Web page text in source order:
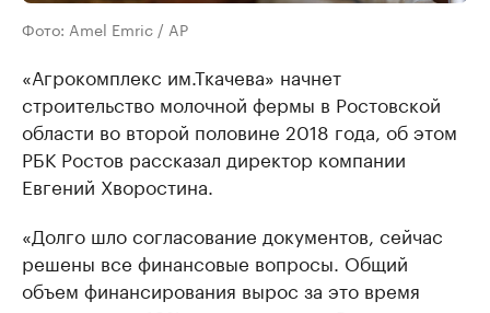
Фото: Amel Emric / AP
«Агрокомплекс им.Ткачева» начнет
строительство молочной фермы в Ростовской
области во второй половине 2018 года, об этом
РБК Ростов рассказал директор компании
Евгений Хворостина.
«Долго шло согласование документов, сейчас
решены все финансовые вопросы. Общий
объем финансирования вырос за это время